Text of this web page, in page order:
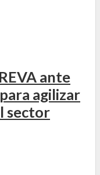
ante
agilizar
sector